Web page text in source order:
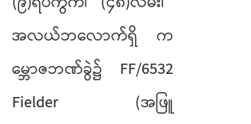
အလယ်ဘလောက်ရှိ
က
မ္ဘောဇဘဏ်ခွဲ၌
FF/6532
Fielder (အဖြူ